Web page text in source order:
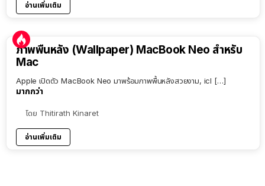
อ่านเพิ่มเติม
ภาพพื้นหลัง (Wallpaper) MacBook Neo สำหรับ
Mac
Apple เปิดตัว MacBook Neo มาพร้อมภาพพื้นหลังสวยงาม, icl […]
มากกว่า
โดย Thitirath Kinaret
อ่านเพิ่มเติม